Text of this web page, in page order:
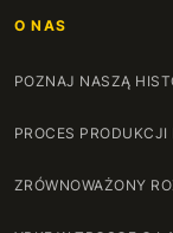
O NAS
POZNAJ NASZĄ
PROCES
ZRÓWNOWAŻONY